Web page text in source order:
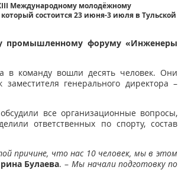
Международному молодёжному
состоится 23 июня-3 июля в Тульской
промышленному форуму «Инженеры
в команду вошли десять человек. Они
генерального директора –
все организационные вопросы,
ответственных по спорту, состав
причине, что нас 10 человек, мы в этом
Булаева. – Мы начали подготовку по